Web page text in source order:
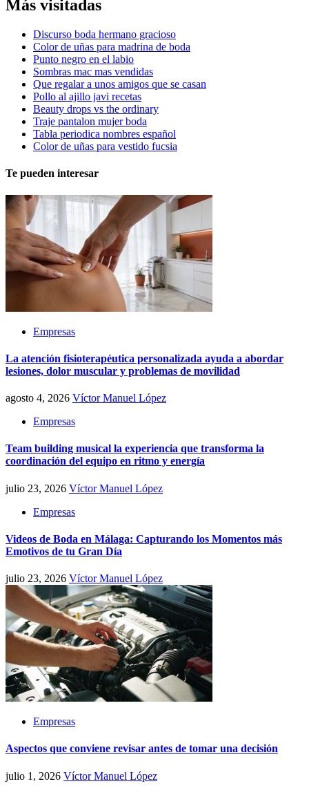
Más visitadas
Discurso boda hermano gracioso
Color de uñas para madrina de boda
Punto negro en el labio
Sombras mac mas vendidas
Que regalar a unos amigos que se casan
Pollo al ajillo javi recetas
Beauty drops vs the ordinary
Traje pantalon mujer boda
Tabla periodica nombres español
Color de uñas para vestido fucsia
Te pueden interesar
Empresas
La atención fisioterapéutica personalizada ayuda a abordar
lesiones, dolor muscular y problemas de movilidad
agosto 4, 2026 Víctor Manuel López
Empresas
Team building musical la experiencia que transforma la
coordinación del equipo en ritmo y energía
julio 23, 2026 Víctor Manuel López
Empresas
Videos de Boda en Málaga: Capturando los Momentos más
Emotivos de tu Gran Día
julio 23, 2026 Víctor Manuel López
Empresas
Aspectos que conviene revisar antes de tomar una decisión
julio 1, 2026 Víctor Manuel López